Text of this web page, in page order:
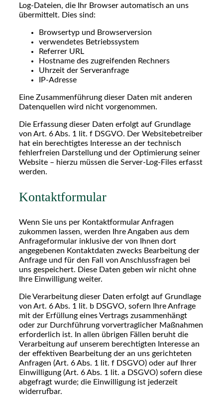
Log-Dateien, die Ihr Browser automatisch an uns
übermittelt. Dies sind:
Browsertyp und Browserversion
verwendetes Betriebssystem
Referrer URL
Hostname des zugreifenden Rechners
Uhrzeit der Serveranfrage
IP-Adresse
Eine Zusammenführung dieser Daten mit anderen
Datenquellen wird nicht vorgenommen.
Die Erfassung dieser Daten erfolgt auf Grundlage
von Art. 6 Abs. 1 lit. f DSGVO. Der Websitebetreiber
hat ein berechtigtes Interesse an der technisch
fehlerfreien Darstellung und der Optimierung seiner
Website – hierzu müssen die Server-Log-Files erfasst
werden.
Kontaktformular
Wenn Sie uns per Kontaktformular Anfragen
zukommen lassen, werden Ihre Angaben aus dem
Anfrageformular inklusive der von Ihnen dort
angegebenen Kontaktdaten zwecks Bearbeitung der
Anfrage und für den Fall von Anschlussfragen bei
uns gespeichert. Diese Daten geben wir nicht ohne
Ihre Einwilligung weiter.
Die Verarbeitung dieser Daten erfolgt auf Grundlage
von Art. 6 Abs. 1 lit. b DSGVO, sofern Ihre Anfrage
mit der Erfüllung eines Vertrags zusammenhängt
oder zur Durchführung vorvertraglicher Maßnahmen
erforderlich ist. In allen übrigen Fällen beruht die
Verarbeitung auf unserem berechtigten Interesse an
der effektiven Bearbeitung der an uns gerichteten
Anfragen (Art. 6 Abs. 1 lit. f DSGVO) oder auf Ihrer
Einwilligung (Art. 6 Abs. 1 lit. a DSGVO) sofern diese
abgefragt wurde; die Einwilligung ist jederzeit
widerrufbar.